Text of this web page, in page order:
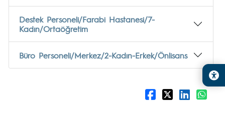
Destek Personeli/Farabi Hastanesi/7-
Kadın/Ortaöğretim
Büro Personeli/Merkez/2-Kadın-Erkek/Önlisans